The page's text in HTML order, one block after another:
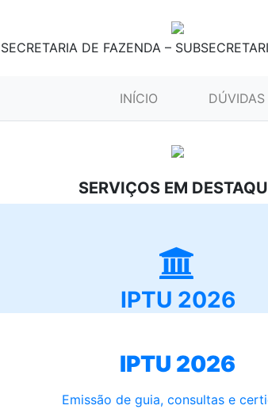
SECRETARIA DE FAZENDA –
INÍCIO (CURRENT)DÚVIDAS
SERVIÇOS EM
IPTU 2026
IPTU 2026
Emissão de guia, consultas e